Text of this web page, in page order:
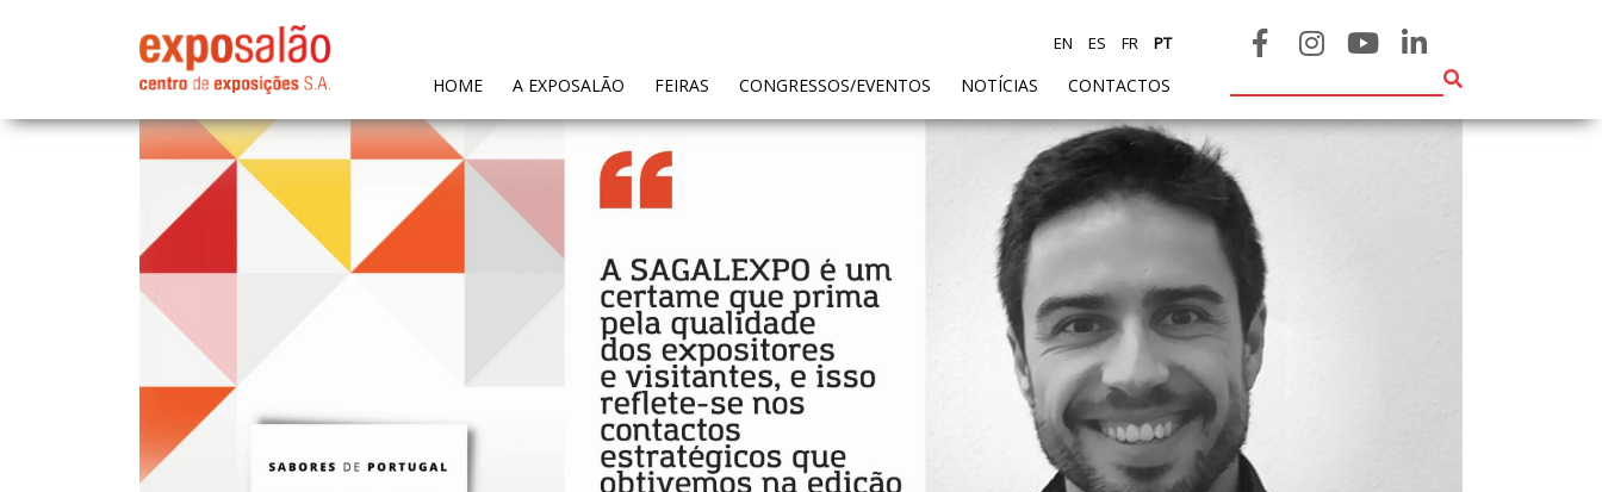
HOME(CURRENT)
A EXPOSALÃO FEIRAS CONGRESSOS/EVENTOS NOTÍCIAS CONTACTOS
EN ES FR PT